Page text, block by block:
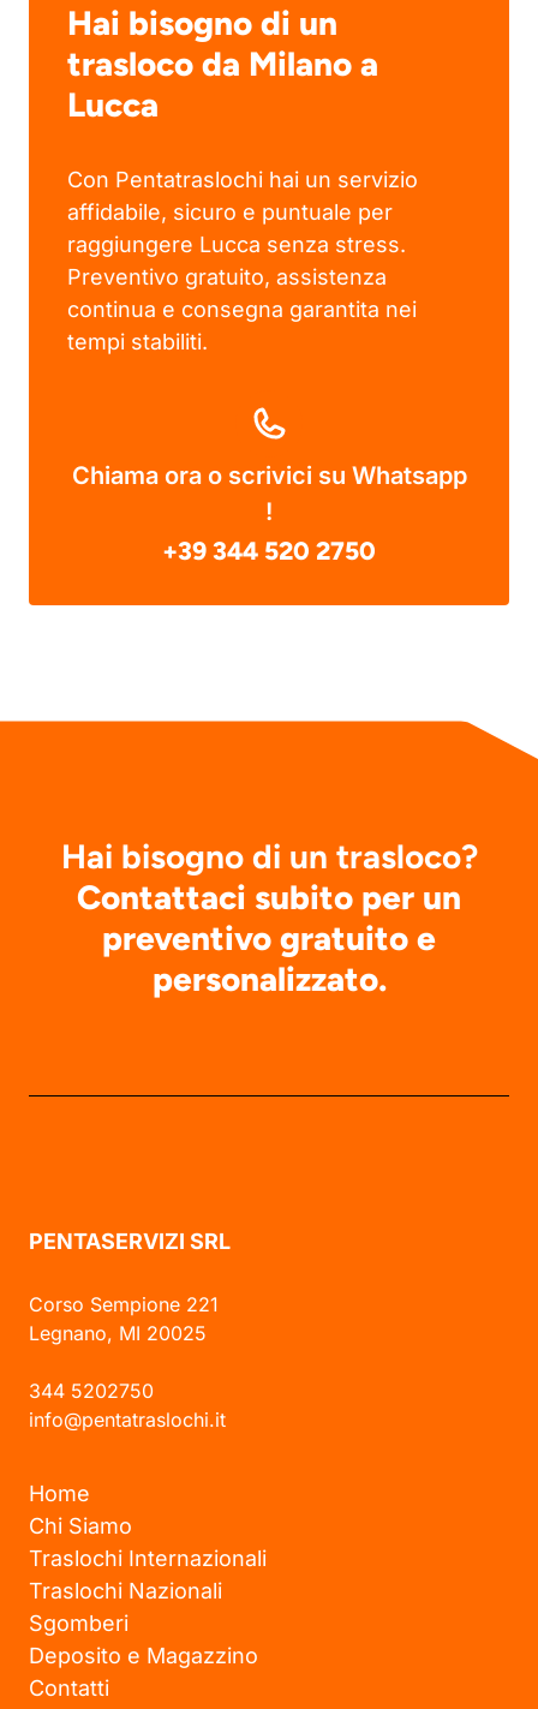
Hai bisogno di un
trasloco da Milano a
Lucca
Con Pentatraslochi hai un servizio
affidabile, sicuro e puntuale per
raggiungere Lucca senza stress.
Preventivo gratuito, assistenza
continua e consegna garantita nei
tempi stabiliti.
Chiama ora o scrivici su Whatsapp
!
+39 344 520 2750
Hai bisogno di un trasloco?
Contattaci subito per un
preventivo gratuito e
personalizzato.
PENTASERVIZI SRL
Corso Sempione 221
Legnano, MI 20025
344 5202750
info@pentatraslochi.it
Home
Chi Siamo
Traslochi Internazionali
Traslochi Nazionali
Sgomberi
Deposito e Magazzino
Contatti